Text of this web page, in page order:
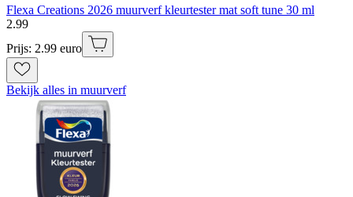
Flexa Creations 2026 muurverf kleurtester mat soft tune 30 ml
2.99
Prijs: 2.99 euro
Bekijk alles in muurverf